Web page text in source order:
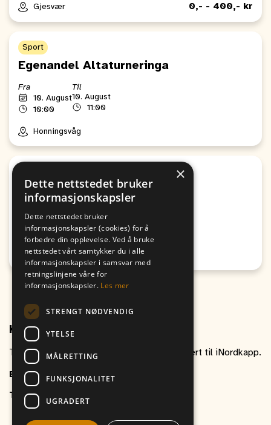
Gjesvær 0,- - 400,- kr
Sport
Egenandel Altaturneringa
Fra
10. August
10:00
Til
10. August
11:00
Honningsvåg
Fotballtrening G11 ⚽️
Fra
Til
10. August
17:50
Honningsvåg
Kontakt oss
Ta gjerne kontakt om du har spørsmål relatert til iNordkapp.
E-post
inordkapp@vitikka.no
Telefon
×
Dette nettstedet bruker
informasjonskapsler
Dette nettstedet bruker
informasjonskapsler (cookies) for å
forbedre din opplevelse. Ved å bruke
nettstedet vårt samtykker du i alle
informasjonskapsler i samsvar med
retningslinjene våre for
informasjonskapsler. Les mer
STRENGT NØDVENDIG
YTELSE
MÅLRETTING
FUNKSJONALITET
UGRADERT